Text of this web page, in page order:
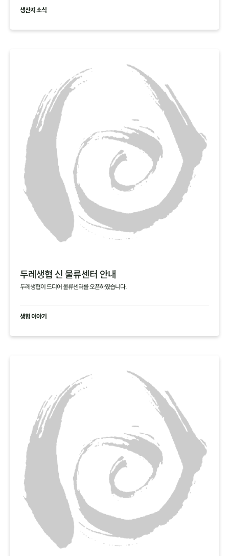
고맙습니다.
생산지 소식
두레생협 신 물류센터 안내
두레생협이 드디어 물류센터를 오픈하였습니다.
생협 이야기